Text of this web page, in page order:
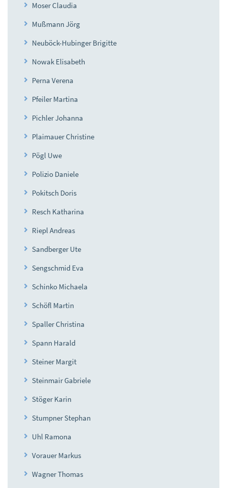
Moser Claudia
Mußmann Jörg
Neuböck-Hubinger Brigitte
Nowak Elisabeth
Perna Verena
Pfeiler Martina
Pichler Johanna
Plaimauer Christine
Pögl Uwe
Polizio Daniele
Pokitsch Doris
Resch Katharina
Riepl Andreas
Sandberger Ute
Sengschmid Eva
Schinko Michaela
Schöfl Martin
Spaller Christina
Spann Harald
Steiner Margit
Steinmair Gabriele
Stöger Karin
Stumpner Stephan
Uhl Ramona
Vorauer Markus
Wagner Thomas